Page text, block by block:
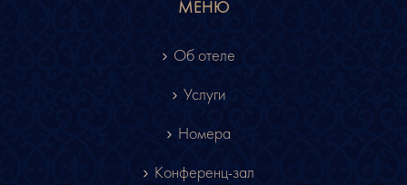
МЕНЮ
Об отеле
Услуги
Номера
Конференц-зал